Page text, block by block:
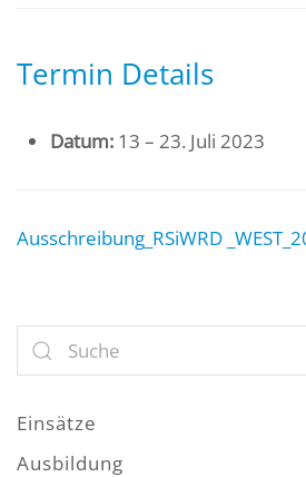
Termin Details
Datum: 13 – 23. Juli 2023
Ausschreibung_RSiWRD
Einsätze
Ausbildung